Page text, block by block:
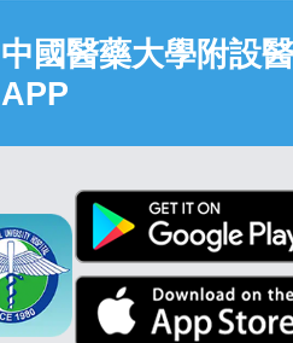
中國醫藥大學附設
APP